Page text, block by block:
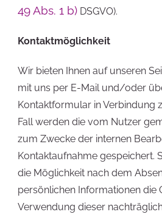
49 Abs. 1 b)DSGVO).
Kontaktmöglichkeit
Wir bieten Ihnen auf unseren
mit uns per E-Mail und/oder
Kontaktformular in Verbindung
Fall werden die vom Nutzer
zum Zwecke der internen
Kontaktaufnahme gespeichert.
die Möglichkeit nach dem
persönlichen Informationen die
Verwendung dieser